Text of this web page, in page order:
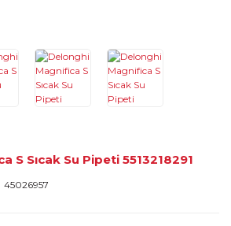
S Sıcak Su Pipeti 5513218291
45026957